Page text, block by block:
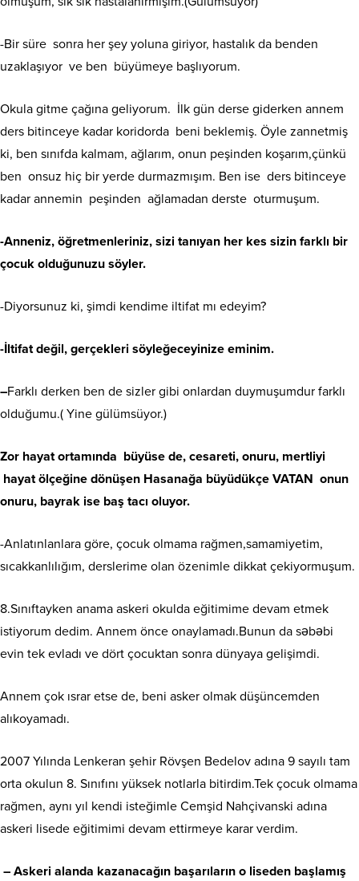
-Bir süre sonra her şey yoluna giriyor, hastalık da benden
uzaklaşıyor ve ben büyümeye başlıyorum.
Okula gitme çağına geliyorum. İlk gün derse giderken annem
ders bitinceye kadar koridorda beni beklemiş. Öyle zannetmiş
ki, ben sınıfda kalmam, ağlarım, onun peşinden koşarım,çünkü
ben onsuz hiç bir yerde durmazmışım. Ben ise ders bitinceye
kadar annemin peşinden ağlamadan derste oturmuşum.
-Anneniz, öğretmenleriniz, sizi tanıyan her kes sizin farklı bir
çocuk olduğunuzu söyler.
-Diyorsunuz ki, şimdi kendime iltifat mı edeyim?
-İltifat değil, gerçekleri söyleğeceyinize eminim.
–Farklı derken ben de sizler gibi onlardan duymuşumdur farklı
olduğumu.( Yine gülümsüyor.)
Zor hayat ortamında büyüse de, cesareti, onuru, mertliyi
hayat ölçeğine dönüşen Hasanağa büyüdükçe VATAN onun
onuru, bayrak ise baş tacı oluyor.
-Anlatınlanlara göre, çocuk olmama rağmen,samamiyetim,
sıcakkanlılığım, derslerime olan özenimle dikkat çekiyormuşum.
8.Sınıftayken anama askeri okulda eğitimime devam etmek
istiyorum dedim. Annem önce onaylamadı.Bunun da səbəbi
evin tek evladı ve dört çocuktan sonra dünyaya gelişimdi.
Annem çok ısrar etse de, beni asker olmak düşüncemden
alıkoyamadı.
2007 Yılında Lenkeran şehir Rövşen Bedelov adına 9 sayılı tam
orta okulun 8. Sınıfını yüksek notlarla bitirdim.Tek çocuk olmama
rağmen, aynı yıl kendi isteğimle Cemşid Nahçivanski adına
askeri lisede eğitimimi devam ettirmeye karar verdim.
– Askeri alanda kazanacağın başarıların o liseden başlamış